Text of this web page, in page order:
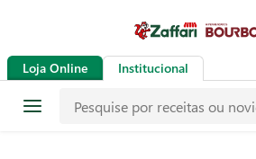
Loja Online Institucional